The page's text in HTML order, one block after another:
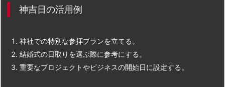
神吉日の活用例
神社での特別な参拝プランを立てる。
結婚式の日取りを選ぶ際に参考にする。
重要なプロジェクトやビジネスの開始日に設定する。